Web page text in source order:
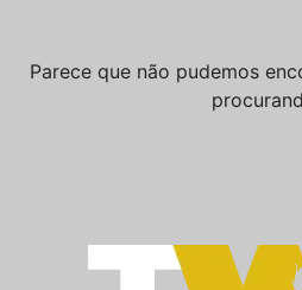
Parece que não pudemos